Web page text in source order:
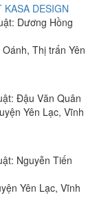
DESIGN
Dương Hồng
Thị trấn Yên
Đậu Văn Quân
Yên Lạc, Vĩnh
Nguyễn Tiến
Yên Lạc, Vĩnh